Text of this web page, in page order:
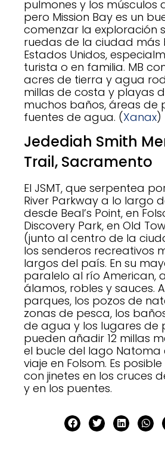
pulmones y los músculos
pero Mission Bay es un
comenzar la exploración
ruedas de la ciudad más
Estados Unidos,
turista o en familia. MB
acres de tierra y agua
millas de costa y playas
muchos baños, áreas de
fuentes de agua. (Xanax)
Jedediah Smith
Trail, Sacramento
El JSMT, que serpentea
River Parkway a lo largo
desde Beal’s Point, en
Discovery Park, en Old
(junto al centro de la
los senderos recreativos
largos del país. En su
paralelo al río American,
álamos, robles y sauces.
parques, los pozos de
zonas de pesca, los
de agua y los lugares de
pueden añadir 12 millas
el bucle del lago Natoma
viaje en Folsom. Es
con jinetes en los cruces
y en los puentes.